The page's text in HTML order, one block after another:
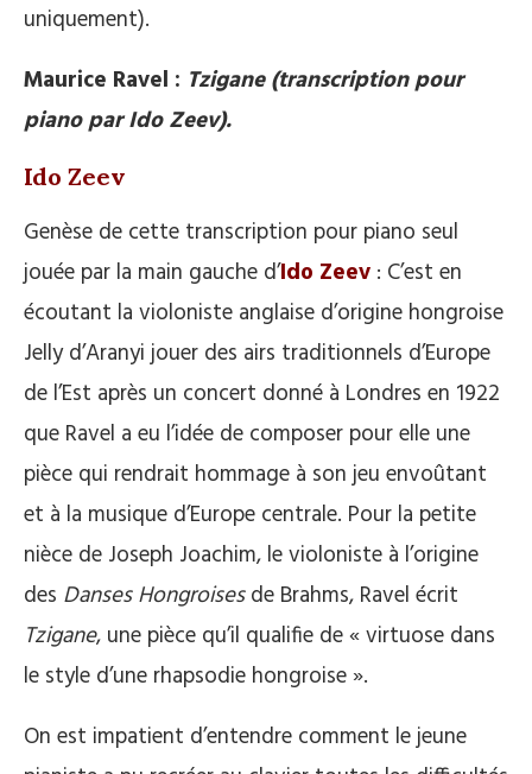
uniquement).
Maurice Ravel : Tzigane (transcription pour
piano par Ido Zeev).
Ido Zeev
Genèse de cette transcription pour piano seul
jouée par la main gauche d’Ido Zeev : C’est en
écoutant la violoniste anglaise d’origine hongroise
Jelly d’Aranyi jouer des airs traditionnels d’Europe
de l’Est après un concert donné à Londres en 1922
que Ravel a eu l’idée de composer pour elle une
pièce qui rendrait hommage à son jeu envoûtant
et à la musique d’Europe centrale. Pour la petite
nièce de Joseph Joachim, le violoniste à l’origine
des Danses Hongroisesde Brahms, Ravel écrit
Tzigane, une pièce qu’il qualifie de « virtuose dans
le style d’une rhapsodie hongroise ».
On est impatient d’entendre comment le jeune